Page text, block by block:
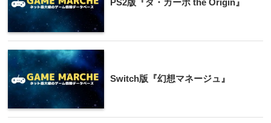
Switch版『幻想マネージュ』